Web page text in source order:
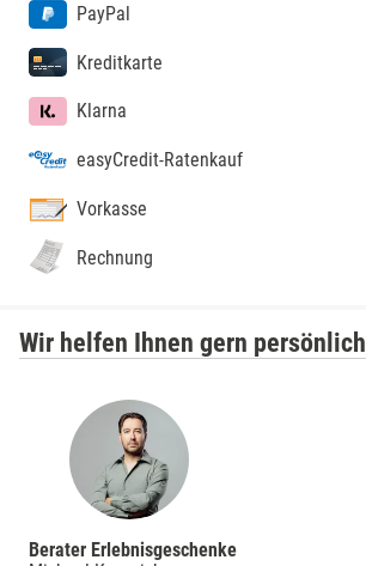
PayPal
Kreditkarte
Klarna
easyCredit-Ratenkauf
Vorkasse
Rechnung
Wir helfen Ihnen gern persönlich
Berater Erlebnisgeschenke